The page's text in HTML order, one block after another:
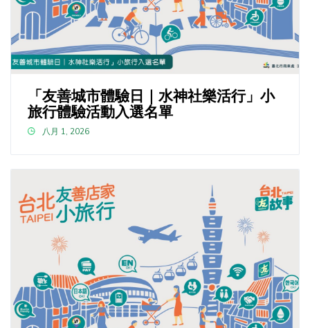
「友善城市體驗日｜水神社樂活行」小
旅行體驗活動入選名單
八月 1, 2026